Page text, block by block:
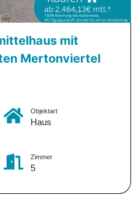
mit
Mertonviertel
Objektart
Haus
Zimmer
5